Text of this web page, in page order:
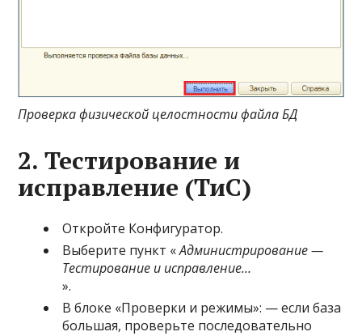
Проверка физической целостности файла БД
2. Тестирование и
исправление (ТиС)
Откройте Конфигуратор.
Выберите пункт «Администрирование —
Тестирование и исправление…
».
В блоке «Проверки и режимы»: — если база
большая, проверьте последовательно